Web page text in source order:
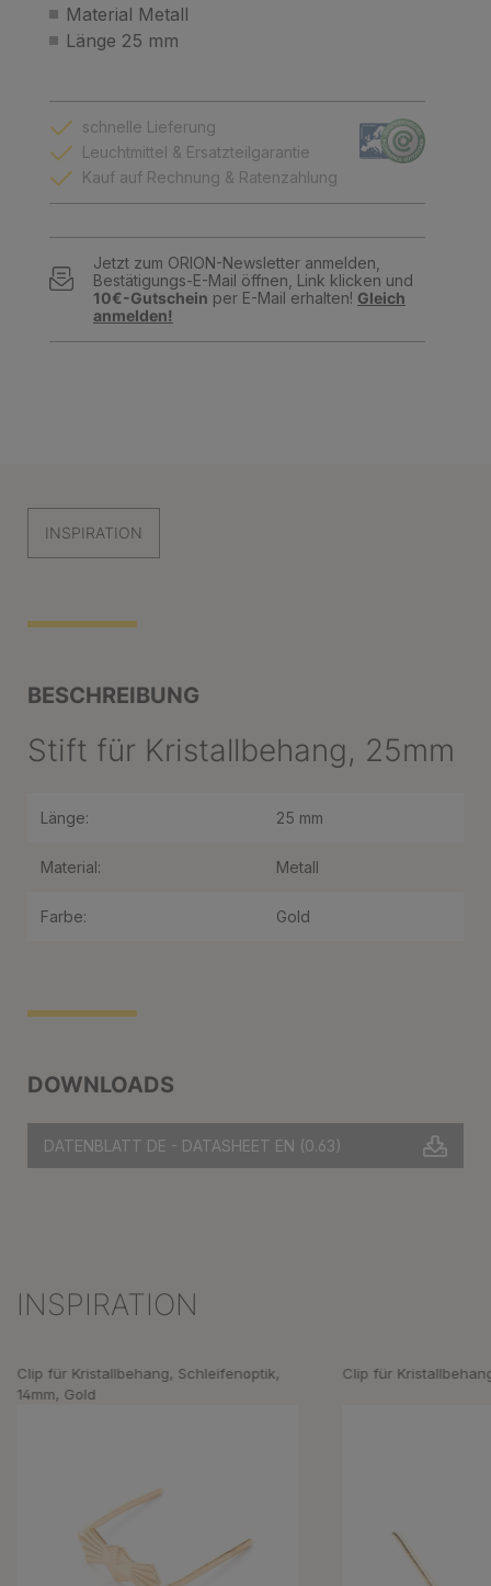
Material Metall
Länge 25 mm
schnelle Lieferung
Leuchtmittel & Ersatzteilgarantie
Kauf auf Rechnung & Ratenzahlung
Jetzt zum ORION-Newsletter anmelden,
Bestätigungs-E-Mail öffnen, Link klicken und
10€-Gutschein per E-Mail erhalten! Gleich
anmelden!
INSPIRATION
DOWNLOADS
DATENBLATT DE - DATASHEET EN (0.63)
BESCHREIBUNG
Stift für Kristallbehang, 25mm
Länge: 25 mm
Material: Metall
Farbe: Gold
Produktgalerie überspringen
INSPIRATION
Clip für Kristallbehang, Schleifenoptik,
14mm, Gold
Clip für